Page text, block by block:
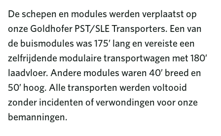
De schepen en modules werden verplaatst op
onze Goldhofer PST/SLE Transporters. Een van
de buismodules was 175′ lang en vereiste een
zelfrijdende modulaire transportwagen met 180′
laadvloer. Andere modules waren 40′ breed en
50′ hoog. Alle transporten werden voltooid
zonder incidenten of verwondingen voor onze
bemanningen.